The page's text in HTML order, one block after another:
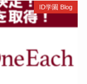
ID学園 Blog